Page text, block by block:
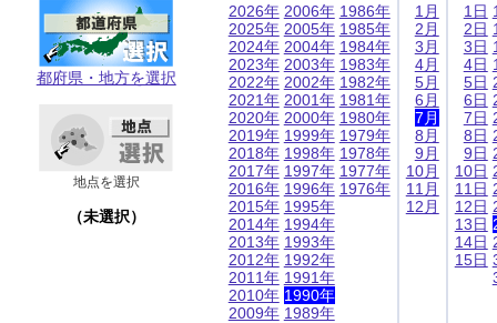
都府県・地方を選択
地点を選択
（未選択）
2026年
2025年
2024年
2023年
2022年
2021年
2020年
2019年
2018年
2017年
2016年
2015年
2014年
2013年
2012年
2011年
2010年
2009年
2006年
2005年
2004年
2003年
2002年
2001年
2000年
1999年
1998年
1997年
1996年
1995年
1994年
1993年
1992年
1991年
1990年
1989年
1986年
1985年
1984年
1983年
1982年
1981年
1980年
1979年
1978年
1977年
1976年
1月
2月
3月
4月
5月
6月
7月
8月
9月
10月
11月
12月
1日
2日
3日
4日
5日
6日
7日
8日
9日
10日
11日
12日
13日
14日
15日